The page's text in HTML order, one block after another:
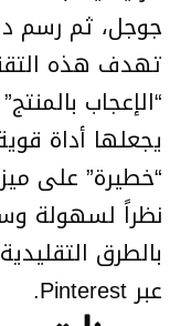
جوجل، ثم رسم
تهدف هذه
“الإعجاب
يجعلها أداة
“خطيرة” على
نظراً لسهولة
بالطرق
عبر Pinterest.